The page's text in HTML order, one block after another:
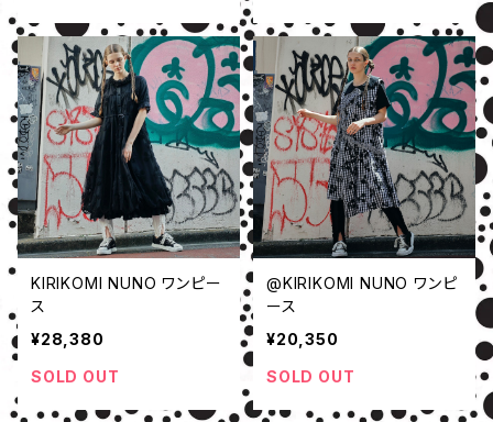
KIRIKOMI NUNO ワンピー
ス
¥28,380
SOLD OUT
@KIRIKOMI NUNO ワンピ
ース
¥20,350
SOLD OUT